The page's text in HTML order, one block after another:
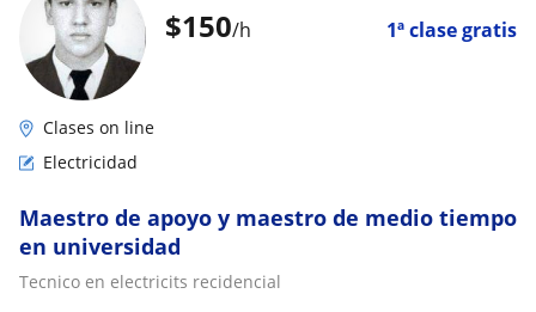
$150/h 1ª clase gratis
Clases on line
Electricidad
Maestro de apoyo y maestro de medio tiempo
en universidad
Tecnico en electricits recidencial